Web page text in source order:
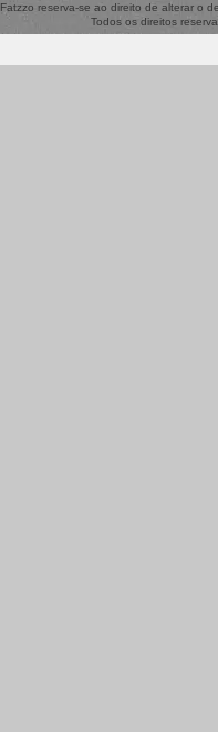
reserva-se ao direito de alterar o
Todos os direitos